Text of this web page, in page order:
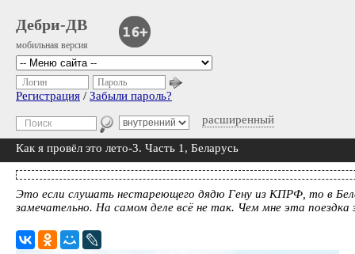
Дебри-ДВ
мобильная версия
расширенный
Логин Пароль
Регистрация / Забыли пароль?
Как я провёл это лето-3. Часть 1, Беларусь
Это если слушать нестареющего дядю Гену из КПРФ, то в
замечательно. На самом деле всё не так. Чем мне эта поездка